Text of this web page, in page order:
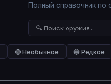
Полный справочник по
🟢 Необычное 🔵 Редкое